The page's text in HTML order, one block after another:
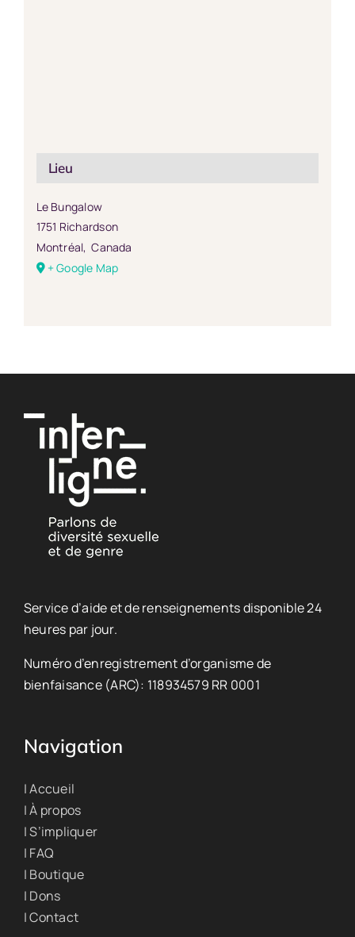
Lieu
Le Bungalow
1751 Richardson
Montréal, Canada
+ Google Map
Service d’aide et de renseignements disponible 24
heures par jour.
Numéro d’enregistrement d’organisme de
bienfaisance (ARC): 118934579 RR 0001
Navigation
| Accueil
| À propos
| S’impliquer
| FAQ
| Boutique
| Dons
| Contact